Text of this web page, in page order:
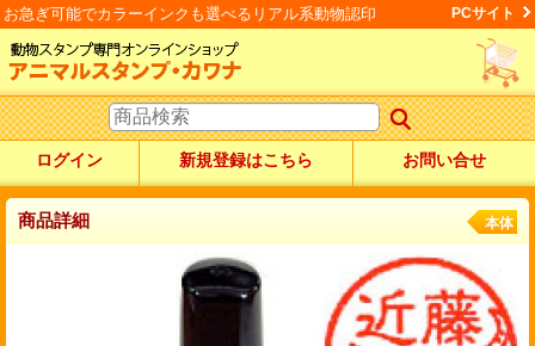
お急ぎ可能でカラーインクも選べるリアル系動物認印 PCサイト
ログイン 新規登録はこちら お問い合せ
商品詳細 本体